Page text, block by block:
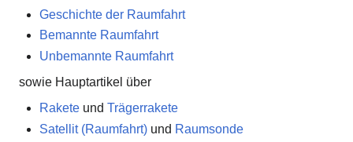
Geschichte der Raumfahrt
Bemannte Raumfahrt
Unbemannte Raumfahrt
sowie Hauptartikel über
Raketeund Trägerrakete
Satellit (Raumfahrt)und Raumsonde